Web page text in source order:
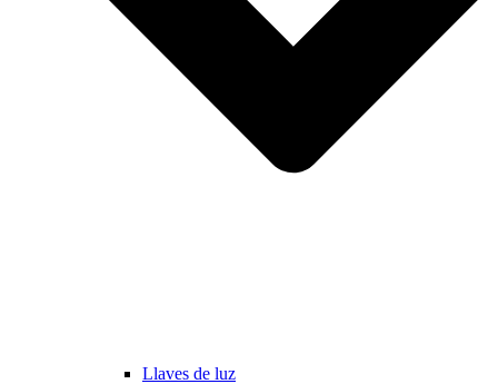
Llaves de luz